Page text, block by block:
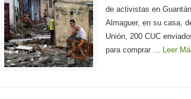
de activistas en
Almaguer, en su casa,
Unión, 200 CUC
para comprar ... Leer